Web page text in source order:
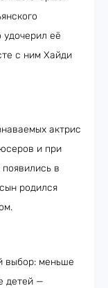
её
с ним Хайди
актрис
и при
в
родился
выбор: меньше
детей —